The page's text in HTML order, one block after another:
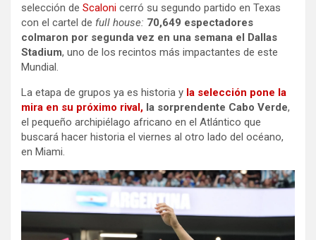
selección de Scaloni cerró su segundo partido en Texas
con el cartel de full house: 70,649 espectadores
colmaron por segunda vez en una semana el Dallas
Stadium, uno de los recintos más impactantes de este
Mundial.
La etapa de grupos ya es historia y la selección pone la
mira en su próximo rival, la sorprendente Cabo Verde,
el pequeño archipiélago africano en el Atlántico que
buscará hacer historia el viernes al otro lado del océano,
en Miami.